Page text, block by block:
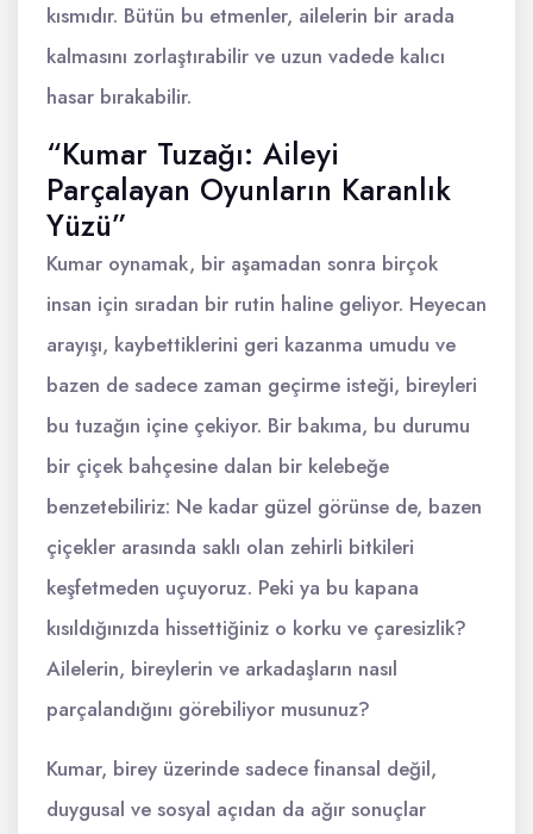
kısmıdır. Bütün bu etmenler, ailelerin bir arada
kalmasını zorlaştırabilir ve uzun vadede kalıcı
hasar bırakabilir.
“Kumar Tuzağı: Aileyi
Parçalayan Oyunların Karanlık
Yüzü”
Kumar oynamak, bir aşamadan sonra birçok
insan için sıradan bir rutin haline geliyor. Heyecan
arayışı, kaybettiklerini geri kazanma umudu ve
bazen de sadece zaman geçirme isteği, bireyleri
bu tuzağın içine çekiyor. Bir bakıma, bu durumu
bir çiçek bahçesine dalan bir kelebeğe
benzetebiliriz: Ne kadar güzel görünse de, bazen
çiçekler arasında saklı olan zehirli bitkileri
keşfetmeden uçuyoruz. Peki ya bu kapana
kısıldığınızda hissettiğiniz o korku ve çaresizlik?
Ailelerin, bireylerin ve arkadaşların nasıl
parçalandığını görebiliyor musunuz?
Kumar, birey üzerinde sadece finansal değil,
duygusal ve sosyal açıdan da ağır sonuçlar